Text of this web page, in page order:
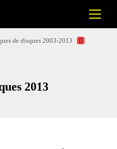
de disques 2003-2013
2013